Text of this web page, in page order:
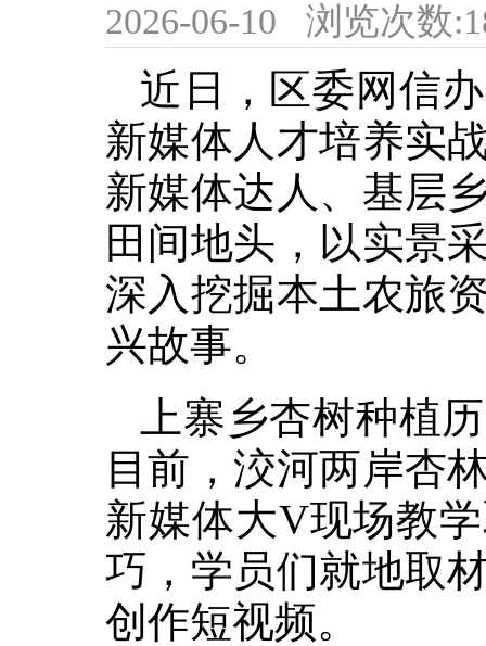
2026-06-10 浏览次数:
近日，区委网信
新媒体人才培养实
新媒体达人、基层
田间地头，以实景
深入挖掘本土农旅
兴故事。
上寨乡杏树种植
目前，洨河两岸杏
新媒体大V现场教
巧，学员们就地取
创作短视频。